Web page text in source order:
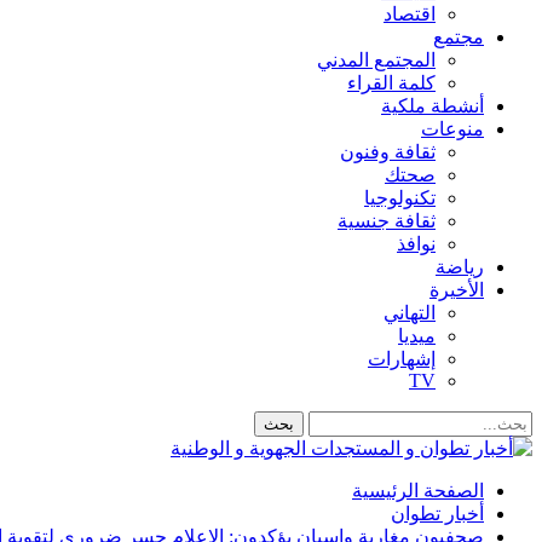
اقتصاد
مجتمع
المجتمع المدني
كلمة القراء
أنشطة ملكية
منوعات
ثقافة وفنون
صحتك
تكنولوجيا
ثقافة جنسية
نوافذ
رياضة
الأخيرة
التهاني
ميديا
إشهارات
TV
الصفحة الرئيسية
أخبار تطوان
صحفيون مغاربة وإسبان يؤكدون: الإعلام جسر ضروري لتقوية